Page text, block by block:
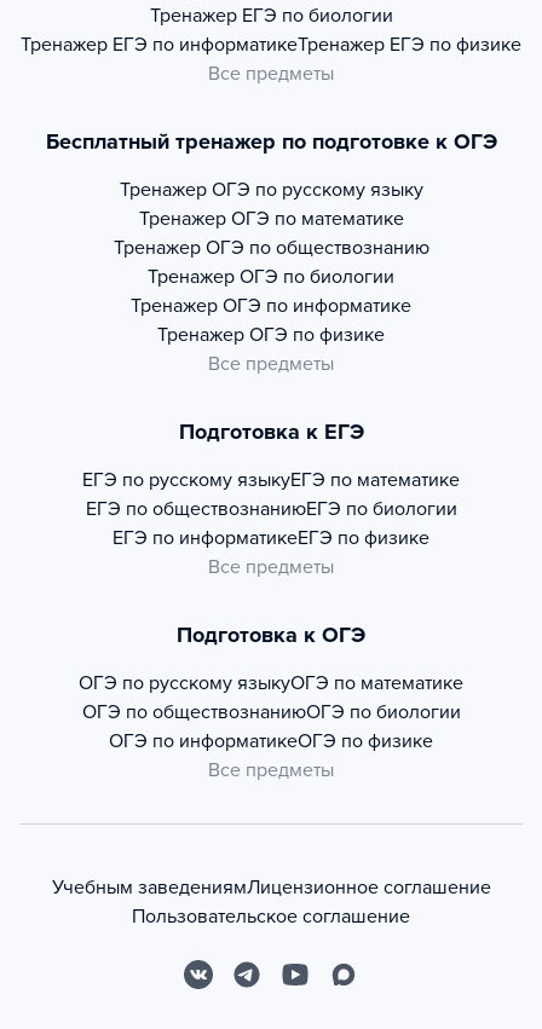
Тренажер ЕГЭ по биологии
Тренажер ЕГЭ по информатикеТренажер ЕГЭ по физике
Все предметы
Бесплатный тренажер по подготовке к ОГЭ
Тренажер ОГЭ по русскому языку
Тренажер ОГЭ по математике
Тренажер ОГЭ по обществознанию
Тренажер ОГЭ по биологии
Тренажер ОГЭ по информатике
Тренажер ОГЭ по физике
Все предметы
Подготовка к ЕГЭ
ЕГЭ по русскому языкуЕГЭ по математике
ЕГЭ по обществознаниюЕГЭ по биологии
ЕГЭ по информатикеЕГЭ по физике
Все предметы
Подготовка к ОГЭ
ОГЭ по русскому языкуОГЭ по математике
ОГЭ по обществознаниюОГЭ по биологии
ОГЭ по информатикеОГЭ по физике
Все предметы
Учебным заведениямЛицензионное соглашение
Пользовательское соглашение